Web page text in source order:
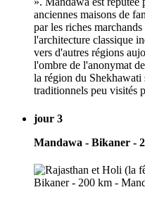
anciennes maisons de
par les riches
l'architecture classique
vers d'autres régions
l'ombre de l'anonymat
la région du Shekhawati
traditionnels peu visités
jour 3
Mandawa - Bikaner -